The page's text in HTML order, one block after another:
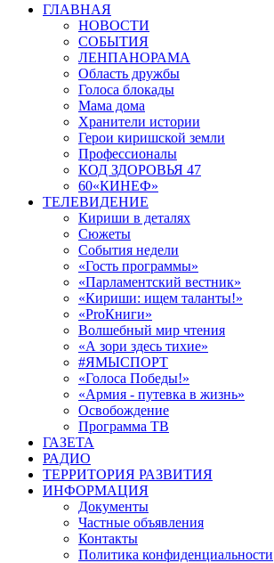
ГЛАВНАЯ
НОВОСТИ
СОБЫТИЯ
ЛЕНПАНОРАМА
Область дружбы
Голоса блокады
Мама дома
Хранители истории
Герои киришской земли
Профессионалы
КОД ЗДОРОВЬЯ 47
60«КИНЕФ»
ТЕЛЕВИДЕНИЕ
Кириши в деталях
Сюжеты
События недели
«Гость программы»
«Парламентский вестник»
«Кириши: ищем таланты!»
«ProКниги»
Волшебный мир чтения
«А зори здесь тихие»
#ЯМЫСПОРТ
«Голоса Победы!»
«Армия - путевка в жизнь»
Освобождение
Программа ТВ
ГАЗЕТА
РАДИО
ТЕРРИТОРИЯ РАЗВИТИЯ
ИНФОРМАЦИЯ
Документы
Частные объявления
Контакты
Политика конфиденциальности